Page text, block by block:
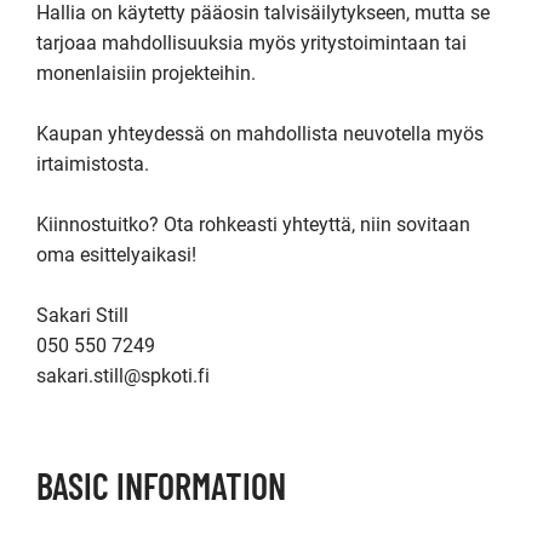
Hallia on käytetty pääosin talvisäilytykseen, mutta se
tarjoaa mahdollisuuksia myös yritystoimintaan tai
monenlaisiin projekteihin.
Kaupan yhteydessä on mahdollista neuvotella myös
irtaimistosta.
Kiinnostuitko? Ota rohkeasti yhteyttä, niin sovitaan
oma esittelyaikasi!
Sakari Still
050 550 7249
sakari.still@spkoti.fi
BASIC INFORMATION